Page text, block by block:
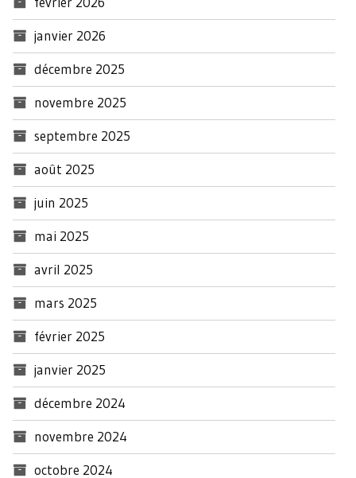
janvier 2026
décembre 2025
novembre 2025
septembre 2025
août 2025
juin 2025
mai 2025
avril 2025
mars 2025
février 2025
janvier 2025
décembre 2024
novembre 2024
octobre 2024